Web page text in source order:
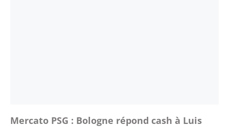
Mercato PSG : Bologne répond cash à Luis